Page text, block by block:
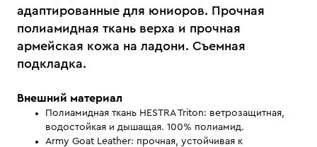
адаптированные для юниоров. Прочная
полиамидная ткань верха и прочная
армейская кожа на ладони. Съемная
подкладка.
Внешний материал
Полиамидная ткань HESTRA Triton: ветрозащитная,
водостойкая и дышащая. 100% полиамид.
Army Goat Leather: прочная, устойчивая к